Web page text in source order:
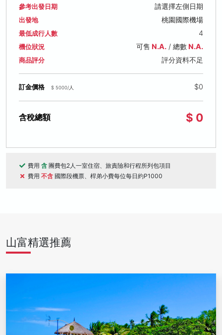
參考出發日期 請選擇左側日期
出發地 桃園國際機場
最低成行人數 4
機位狀況 可售 N.A./ 總數N.A.
商品評分 評分資料不足
訂金價格 $ 5000/人 $0
含稅總額 $ 0
費用 含 團費包2人一室住宿、旅責險和行程所列包項目
費用 不含 國際段機票、桿弟小費每位每日約P1000
山富精選推薦